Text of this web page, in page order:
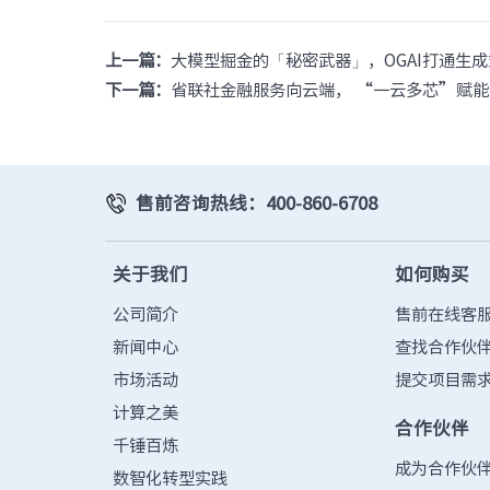
上一篇： 大模型掘金的「秘密武器」，OGAI打通生
下一篇： 省联社金融服务向云端， “一云多芯”赋
售前咨询热线：400-860-6708
关于我们
公司简介
新闻中心
市场活动
计算之美
千锤百炼
数智化转型实践
如何购买
售前在线客
查找合作伙
提交项目需
合作伙伴
成为合作伙